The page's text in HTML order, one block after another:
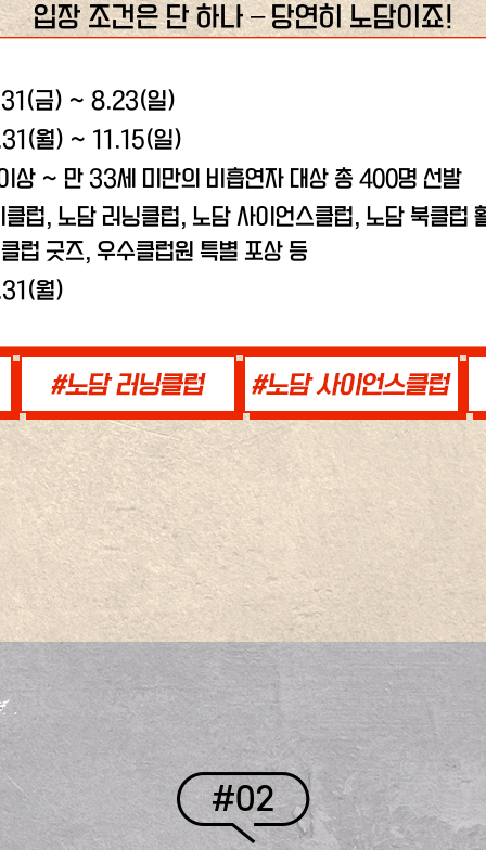
입장 조건은 단 하나 – 당연히 노담이죠!
금) ~ 8.23(일)
월) ~ 11.15(일)
상 ~ 만 33세 미만의 비흡연자 대상 총 400명 선발
클럽, 노담 러닝클럽, 노담 사이언스클럽, 노담 북클럽
럽 굿즈, 우수클럽원 특별 포상 등
월)
#02